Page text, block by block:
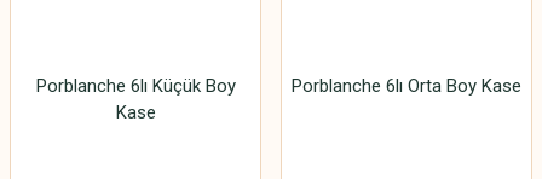
Porblanche 6lı Küçük Boy
Kase
Porblanche 6lı Orta Boy Kase